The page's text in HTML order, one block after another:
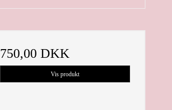
750,00 DKK
Vis produkt